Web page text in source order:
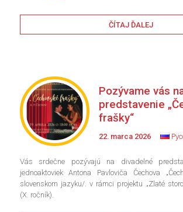
ČÍTAJ ĎALEJ
Pozývame vás
predstavenie
frašky“
22. marca 2026
Vás srdečne pozývajú na divadelné
jednoaktoviek Antona Pavloviča Čechova
slovenskom jazyku/. v rámci projektu „Zlaté
(X. ročník).